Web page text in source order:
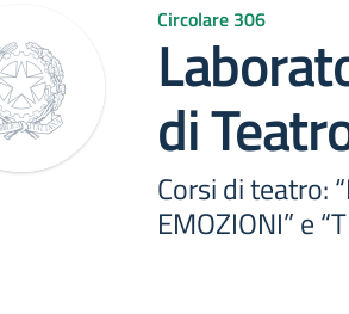
Circolare 306
di
Corsi di teatro:
EMOZIONI” e